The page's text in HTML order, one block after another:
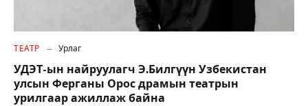
ТЕАТР Урлаг
УДЭТ-ын найруулагч Э.Билгүүн Узбекистан
улсын Ферганы Орос драмын театрын
урилгаар ажиллаж байна